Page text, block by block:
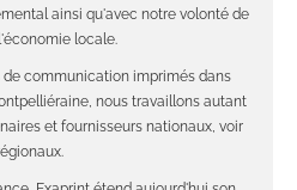
ainsi qu'avec notre volonté de
locale.
de communication imprimés dans
nous travaillons autant
et fournisseurs nationaux, voir